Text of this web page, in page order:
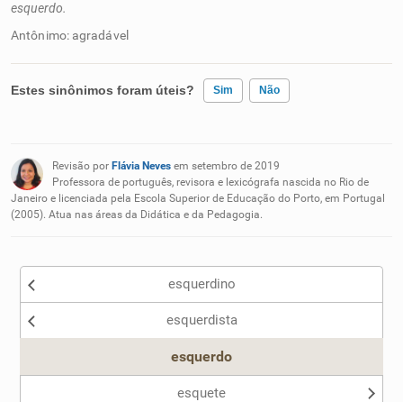
esquerdo.
Antônimo: agradável
Estes sinônimos foram úteis? Sim Não
Nenhum dos sinônimos apresentados me ajudou
Outro
Revisão por Flávia Neves em setembro de 2019
Professora de português, revisora e lexicógrafa nascida no Rio de
Janeiro e licenciada pela Escola Superior de Educação do Porto, em Portugal
(2005). Atua nas áreas da Didática e da Pedagogia.
esquerdino
esquerdista
esquerdo
esquete